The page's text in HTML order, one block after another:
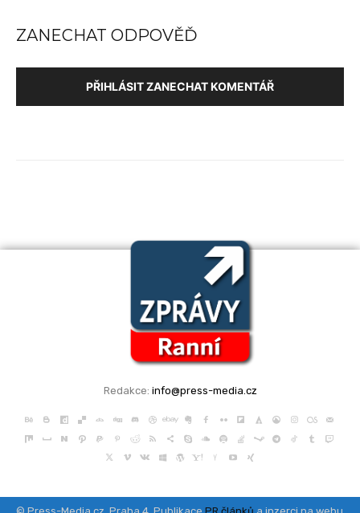
ZANECHAT ODPOVĚĎ
PŘIHLÁSIT ZANECHAT KOMENTÁŘ
Redakce: info@press-media.cz